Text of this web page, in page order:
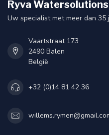
Ryva Watersolutions
Uw specialist met meer dan
Vaartstraat 173
2490 Balen
België
+32 (0)14 81 42 36